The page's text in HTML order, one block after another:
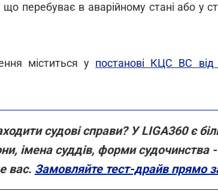
перебуває в аварійному стані або у
міститься у постанові КЦС ВС
судові справи? У LIGA360 є
імена суддів, форми
вас. Замовляйте тест-драйв прямо